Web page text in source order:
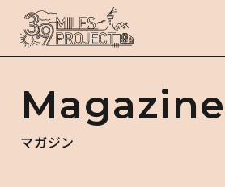
Magazine
マガジン